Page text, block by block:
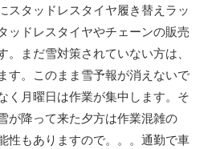
スタッドレスタイヤ履き替えラッ
ッドレスタイヤやチェーンの販売
。まだ雪対策されていない方は、
す。このまま雪予報が消えないで
く月曜日は作業が集中します。そ
が降って来た夕方は作業混雑の
性もありますので。。。通勤で車